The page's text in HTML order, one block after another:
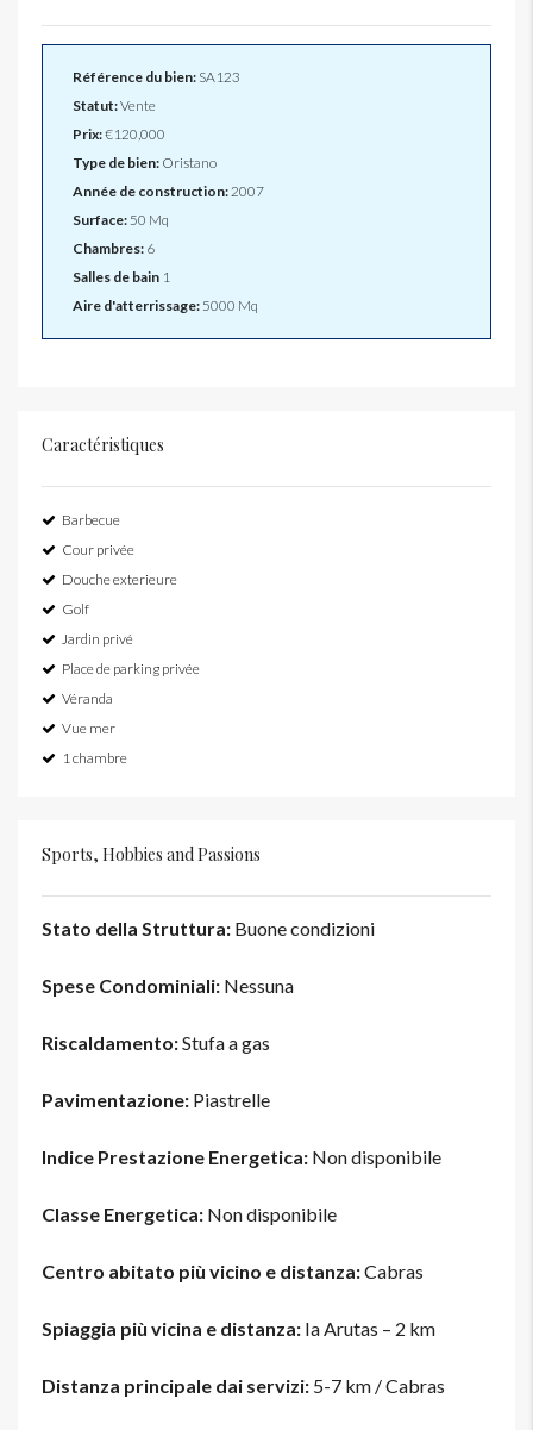
Référence du bien: SA123
Statut:Vente
Prix:€120,000
Type de bien: Oristano
Année de construction:2007
Surface: 50 Mq
Chambres: 6
Salles de bain 1
Aire d'atterrissage: 5000 Mq
Caractéristiques
Barbecue
Cour privée
Douche exterieure
Golf
Jardin privé
Place de parking privée
Véranda
Vue mer
1 chambre
Sports, Hobbies and Passions
Stato della Struttura: Buone condizioni
Spese Condominiali: Nessuna
Riscaldamento:Stufa a gas
Pavimentazione: Piastrelle
Indice Prestazione Energetica: Non disponibile
Classe Energetica: Non disponibile
Centro abitato più vicino e distanza:Cabras
Spiaggia più vicina e distanza: Ia Arutas – 2 km
Distanza principale dai servizi: 5-7 km / Cabras